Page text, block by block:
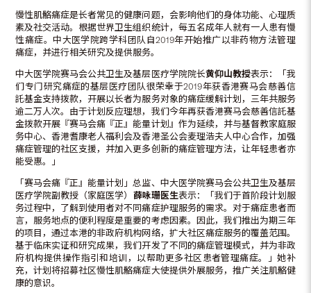
慢性肌骼痛症是长者常见的健康问题，会影响他们的身体功能、心理质
素及社交活动。根据世界卫生组织统计，每五名成年人就有一人患有慢
性痛症。中大医学院跨学科团队自2019年开始推广以非药物方法管理
痛症，并进行相关研究及提供服务。
中大医学院赛马会公共卫生及基层医疗学院院长黄仰山教授表示：「我
们专门研究痛症的基层医疗团队很荣幸于2019年获香港赛马会慈善信
託基金支持拨款，开展以长者为服务对象的痛症缓解计划，三年共服务
逾二万人次。由于计划反应理想，我们今年再获香港赛马会慈善信託基
金拨款开展『赛马会痛『正』能量计划』作为延续，并与基督教家庭服
务中心、香港耆康老人福利会及香港圣公会麦理浩夫人中心合作，加强
痛症管理的社区支援，并加入更多创新的痛症管理方法，让年轻患者亦
能受惠。」
「赛马会痛『正』能量计划」总监、中大医学院赛马会公共卫生及基层
医疗学院副教授（家庭医学） 薛咏珊医生表示：「我们于首阶段计划服
务过程中，了解到使用者对不同痛症护理服务的需求。对于痛症患者而
言，服务地点的便利程度是重要的考虑因素。因此，我们推出为期三年
的项目，通过本港的非政府机构网络，扩大社区痛症服务的覆盖范围。
基于临床实证和研究成果，我们开发了不同的痛症管理模式，并为非政
府机构提供操作指引和培训，以帮助更多社区患者管理痛症。」她补
充，计划将招募社区慢性肌骼痛症大使提供外展服务，推广关注肌骼健
康的意识。